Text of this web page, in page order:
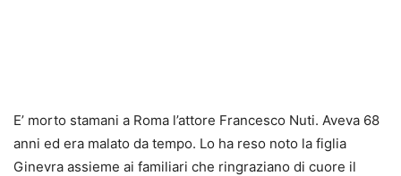
E’ morto stamani a Roma l’attore Francesco Nuti. Aveva 68
anni ed era malato da tempo. Lo ha reso noto la figlia
Ginevra assieme ai familiari che ringraziano di cuore il